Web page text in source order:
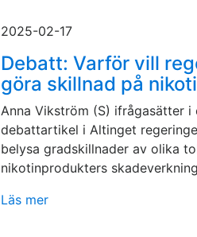
2025-02-17
Debatt: Varför vill
göra skillnad på
Anna Vikström (S) ifrågasätter i
debattartikel i Altinget
belysa gradskillnader av olika
nikotinprodukters
Läs mer